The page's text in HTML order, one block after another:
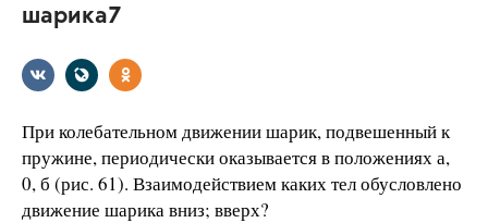
шарика7
При колебательном движении шарик, подвешенный к
пружине, периодически оказывается в положениях а,
0, б (рис. 61). Взаимодействием каких тел обусловлено
движение шарика вниз; вверх?